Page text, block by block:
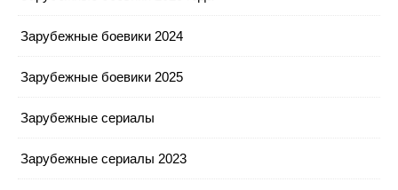
Зарубежные боевики 2024
Зарубежные боевики 2025
Зарубежные сериалы
Зарубежные сериалы 2023